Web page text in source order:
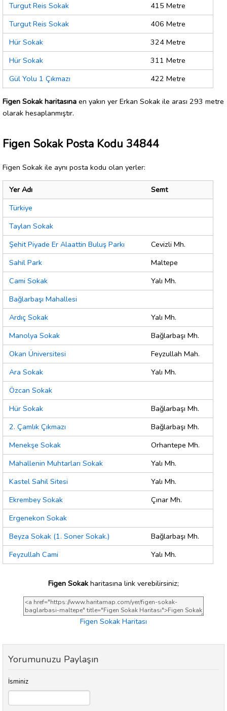
Turgut Reis Sokak
415 Metre
Turgut Reis Sokak
406 Metre
Hür Sokak
324 Metre
Hür Sokak
311 Metre
Gül Yolu 1 Çıkmazı
422 Metre
Figen Sokak haritasına en yakın yer Erkan Sokak ile arası 293 metre
olarak hesaplanmıştır.
Figen Sokak Posta Kodu 34844
Figen Sokak ile aynı posta kodu olan yerler:
Yer Adı
Semt
Türkiye
Taylan Sokak
Şehit Piyade Er Alaattin Buluş Parkı
Cevizli Mh.
Sahil Park
Maltepe
Cami Sokak
Yalı Mh.
Bağlarbaşı Mahallesi
Ardıç Sokak
Yalı Mh.
Manolya Sokak
Bağlarbaşı Mh.
Okan Üniversitesi
Feyzullah Mah.
Ara Sokak
Yalı Mh.
Özcan Sokak
Hür Sokak
Bağlarbaşı Mh.
2. Çamlık Çıkmazı
Bağlarbaşı Mh.
Menekşe Sokak
Orhantepe Mh.
Mahallenin Muhtarları Sokak
Yalı Mh.
Kastel Sahil Sitesi
Yalı Mh.
Ekrembey Sokak
Çınar Mh.
Ergenekon Sokak
Beyza Sokak (1. Soner Sokak.)
Bağlarbaşı Mh.
Feyzullah Cami
Yalı Mh.
Figen Sokak haritasına link verebilirsiniz;
Figen Sokak Haritası
Yorumunuzu Paylaşın
İsminiz